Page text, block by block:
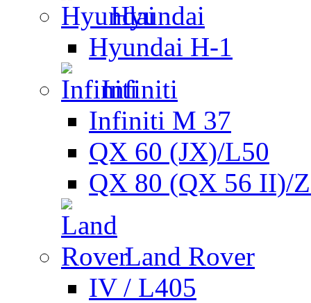
Hyundai
Hyundai H-1
Infiniti
Infiniti M 37
QX 60 (JX)/L50
QX 80 (QX 56 II)/
Land Rover
IV / L405